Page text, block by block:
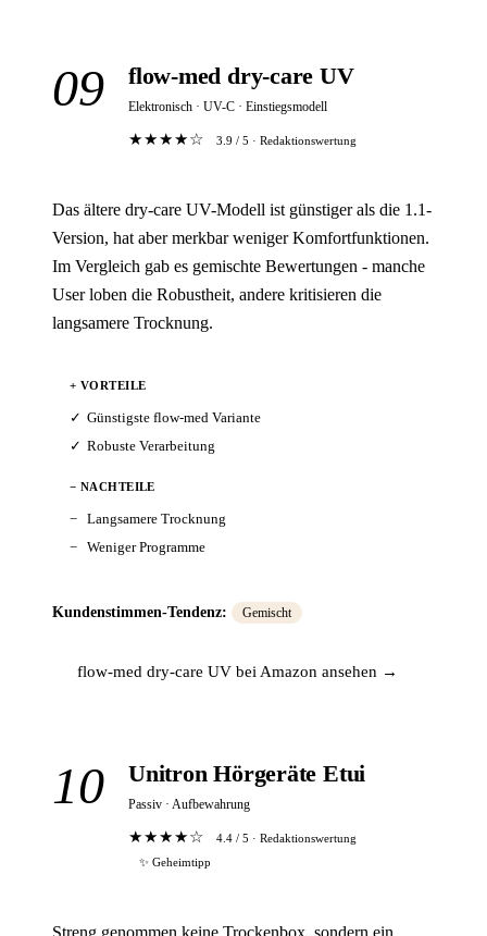
09 flow-med dry-care UV
Elektronisch · UV-C · Einstiegsmodell
★★★★☆ 3.9 / 5 · Redaktionswertung
Das ältere dry-care UV-Modell ist günstiger als die 1.1-
Version, hat aber merkbar weniger Komfortfunktionen.
Im Vergleich gab es gemischte Bewertungen - manche
User loben die Robustheit, andere kritisieren die
langsamere Trocknung.
+ VORTEILE
Günstigste flow-med Variante
Robuste Verarbeitung
− NACHTEILE
Langsamere Trocknung
Weniger Programme
Kundenstimmen-Tendenz: Gemischt
flow-med dry-care UV bei Amazon ansehen →
10 Unitron Hörgeräte Etui
Passiv · Aufbewahrung
★★★★☆
4.4 / 5 · Redaktionswertung
✨ Geheimtipp
Streng genommen keine Trockenbox, sondern ein